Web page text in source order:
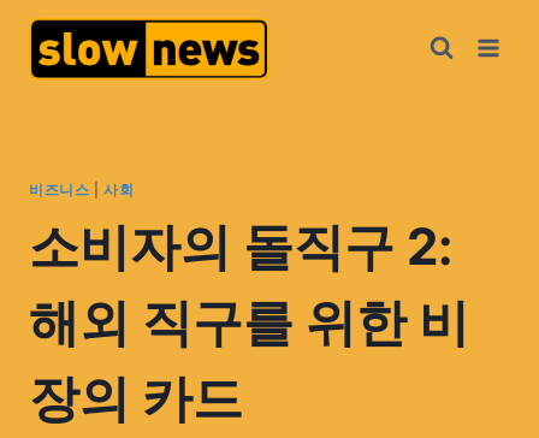
비즈니스 |사회
소비자의 돌직구 2:
해외 직구를 위한 비
장의 카드